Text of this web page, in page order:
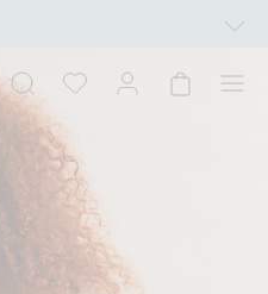
flere varer som inngår i tilbudet tom.
blir medlem. Kan ikke kombineres med
nå